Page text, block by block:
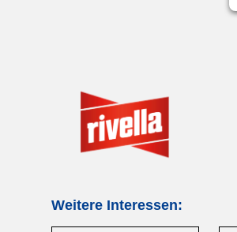
Weitere Interessen: